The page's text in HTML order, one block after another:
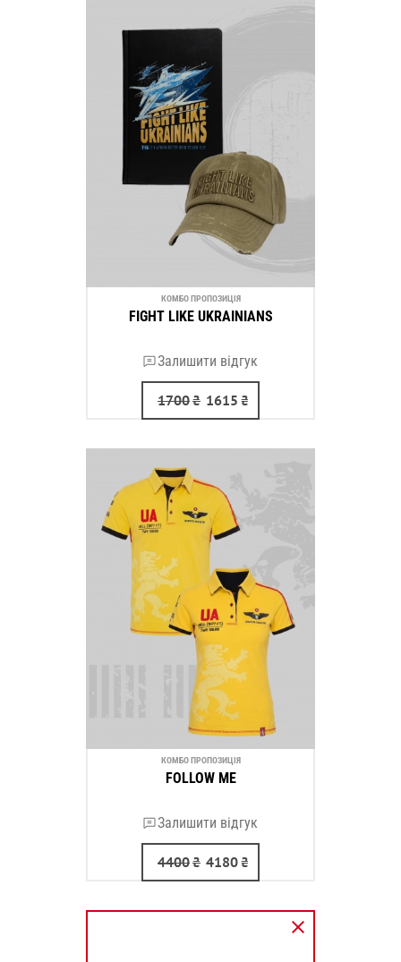
КОМБО ПРОПОЗИЦІЯ
FIGHT LIKE UKRAINIANS
Залишити відгук
1700₴ 1615 ₴
КОМБО ПРОПОЗИЦІЯ
FOLLOW ME
Залишити відгук
4400₴ 4180₴